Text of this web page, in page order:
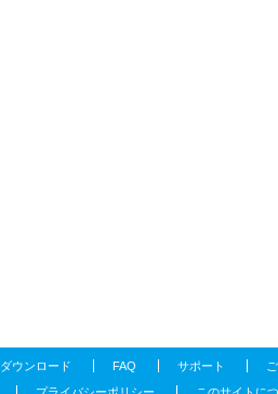
ダウンロード FAQ サポート